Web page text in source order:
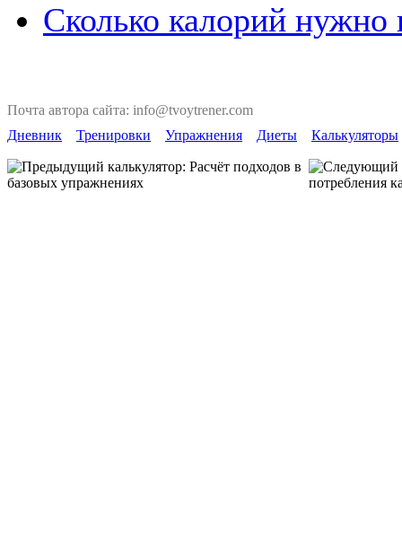
Сколько калорий нужно
Почта автора сайта: info@tvoytrener.com
Дневник
Тренировки Упражнения Диеты Калькуляторы